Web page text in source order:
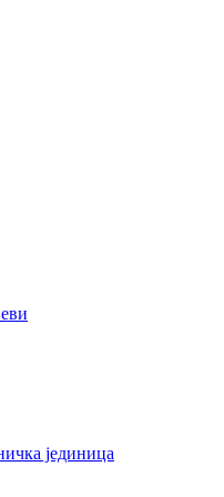
јединица